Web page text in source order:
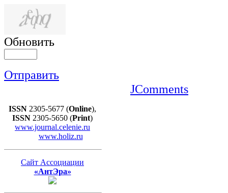
Обновить
Отправить
JComments
ISSN 2305-5677 (Online),
ISSN 2305-5650 (Print)
www.journal.celenie.ru
www.holiz.ru
Сайт Ассоциации
«АнтЭра»